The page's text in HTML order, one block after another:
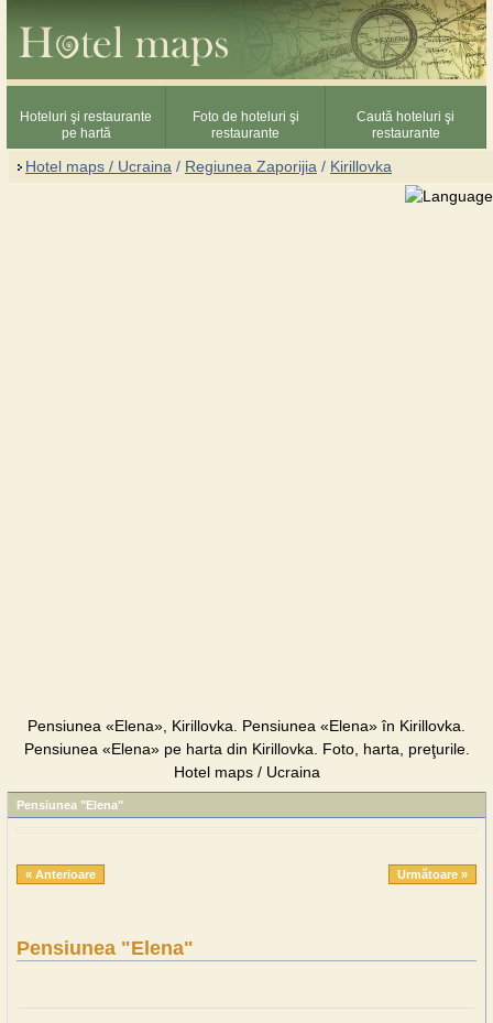
Hoteluri şi restaurante
pe hartă
Foto de hoteluri şi
restaurante
Caută hoteluri şi
restaurante
Hotel maps / Ucraina / Regiunea Zaporijia / Kirillovka
Pensiunea «Elena», Kirillovka. Pensiunea «Elena» în Kirillovka.
Pensiunea «Elena» pe harta din Kirillovka. Foto, harta, preţurile.
Hotel maps / Ucraina
Pensiunea "Elena"
« Anterioare Următoare »
Pensiunea "Elena"